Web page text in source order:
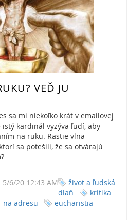
VEĎ JU
sa mi niekoľko krát v emailovej
kardinál vyzýva ľudí, aby
na ruku. Rastie vlna
sa potešili, že sa otvárajú
5/6/20 12:43 AM
život a ľudská
dlaň
kritika
na adresu
eucharistia